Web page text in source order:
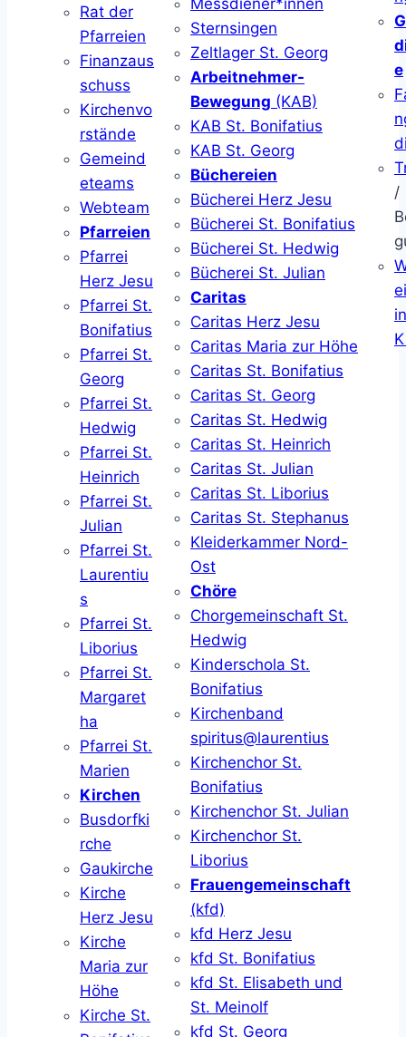
Rat der
Pfarreien
Finanzaus
schuss
Kirchenvo
rstände
Gemeind
eteams
Webteam
Pfarreien
Pfarrei
Herz Jesu
Pfarrei St.
Bonifatius
Pfarrei St.
Georg
Pfarrei St.
Hedwig
Pfarrei St.
Heinrich
Pfarrei St.
Julian
Pfarrei St.
Laurentiu
s
Pfarrei St.
Liborius
Pfarrei St.
Margaret
ha
Pfarrei St.
Marien
Kirchen
Busdorfki
rche
Gaukirche
Kirche
Herz Jesu
Kirche
Maria zur
Höhe
Kirche St.
Messdiener*innen
Sternsingen
Zeltlager St. Georg
Arbeitnehmer-
Bewegung (KAB)
KAB St. Bonifatius
KAB St. Georg
Büchereien
Bücherei Herz Jesu
Bücherei St. Bonifatius
Bücherei St. Hedwig
Bücherei St. Julian
Caritas
Caritas Herz Jesu
Caritas Maria zur Höhe
Caritas St. Bonifatius
Caritas St. Georg
Caritas St. Hedwig
Caritas St. Heinrich
Caritas St. Julian
Caritas St. Liborius
Caritas St. Stephanus
Kleiderkammer Nord-
Ost
Chöre
Chorgemeinschaft St.
Hedwig
Kinderschola St.
Bonifatius
Kirchenband
spiritus@laurentius
Kirchenchor St.
Bonifatius
Kirchenchor St. Julian
Kirchenchor St.
Liborius
Frauengemeinschaft
(kfd)
kfd Herz Jesu
kfd St. Bonifatius
kfd St. Elisabeth und
St. Meinolf
kfd St. Georg
e
/